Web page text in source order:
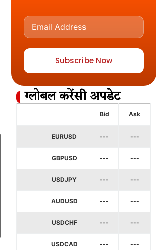
Subscribe Now
ग्लोबल करेंसी अपडेट
Bid Ask
EURUSD --- ---
GBPUSD --- ---
USDJPY --- ---
AUDUSD --- ---
USDCHF --- ---
USDCAD --- ---